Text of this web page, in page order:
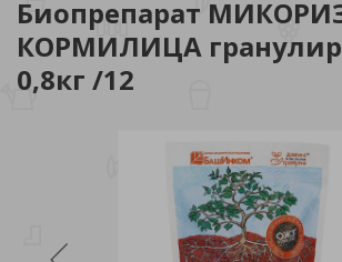
Биопрепарат
КОРМИЛИЦА
0,8кг /12